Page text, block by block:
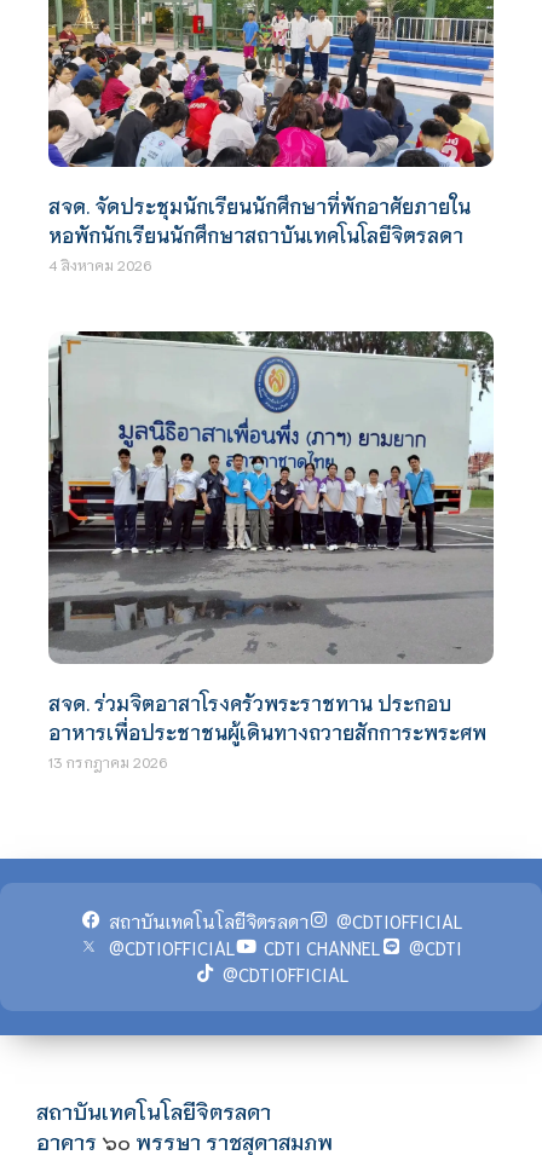
สจด. จัดประชุมนักเรียนนักศึกษาที่พักอาศัยภายใน
หอพักนักเรียนนักศึกษาสถาบันเทคโนโลยีจิตรลดา
4 สิงหาคม 2026
สจด. ร่วมจิตอาสาโรงครัวพระราชทาน ประกอบ
อาหารเพื่อประชาชนผู้เดินทางถวายสักการะพระศพ
13 กรกฎาคม 2026
สถาบันเทคโนโลยีจิตรลดา
@CDTIOFFICIAL
@CDTIOFFICIAL
CDTI CHANNEL
@CDTI
@CDTIOFFICIAL
สถาบันเทคโนโลยีจิตรลดา
อาคาร ๖๐ พรรษา ราชสุดาสมภพ